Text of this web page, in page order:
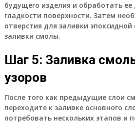
будущего изделия и обработать
гладкости поверхности. Затем
отверстия для заливки
заливки смолы.
Шаг 5: Заливка
узоров
После того как предыдущие слои
переходите к заливке основного
потребовать нескольких этапов и